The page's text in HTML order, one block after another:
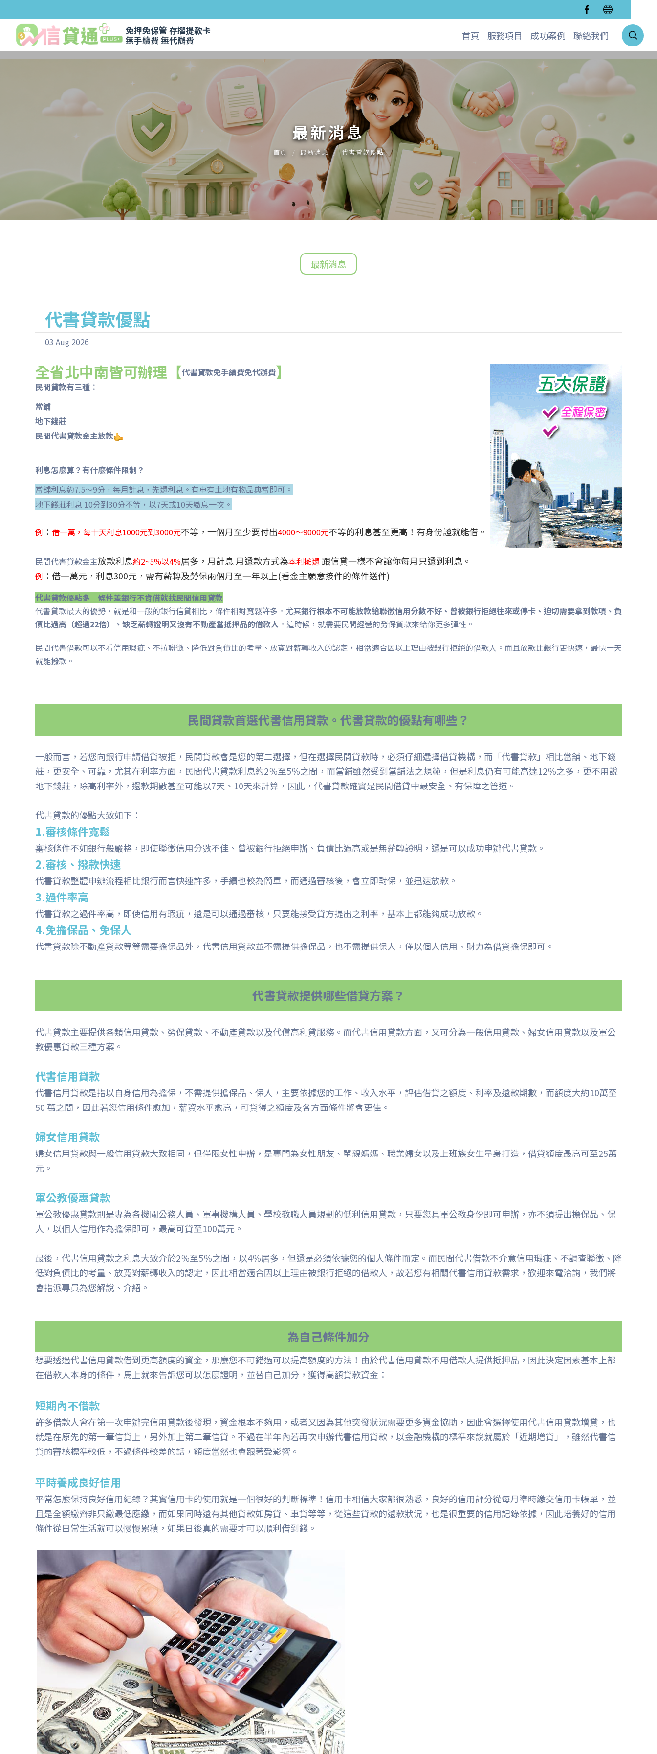
免押免保管 存摺提款卡
無手續費 無代辦費
首頁 服務項目
不動產貸款
軍公教低利貸款
代償債務整合
成功案例 聯絡我們
最新消息
首頁 最新消息 代書貸款優點
最新消息
代書貸款優點
03 Aug 2026
全省北中南皆可辦理【代書貸款免手續費免代辦費】
民間貸款有三種︰
當鋪
地下錢莊
民間代書貸款金主放款
利息怎麼算？有什麼條件限制？
當舖利息約7.5～9分，每月計息，先還利息。有車有土地有物品典當即可。
地下錢莊利息 10分到30分不等，以7天或10天繳息一次。
例 ： 借一萬，每十天利息1000元到3000元不等，一個月至少要付出4000～9000元不等的利息甚至更高！有身份證就能借。
民間代書貸款金主放款利息約2~5%以4%居多，月計息 月還款方式為本利攤還 跟信貸一樣不會讓你每月只還到利息。
例 ：借一萬元，利息300元，需有薪轉及勞保兩個月至一年以上(看金主願意接件的條件送件)
代書貸款優點多 條件差銀行不肯借就找民間信用貸款
代書貸款最大的優勢，就是和一般的銀行信貸相比，條件相對寬鬆許多。尤其銀行根本不可能放款給聯徵信用分數不好、曾被銀行拒絕往來或停卡、迫切需要拿到款項、負
債比過高（超過22倍）、缺乏薪轉證明又沒有不動產當抵押品的借款人 。這時候，就需要民間經營的勞保貸款來給你更多彈性。
民間代書借款可以不看信用瑕疵、不拉聯徵、降低對負債比的考量、放寬對薪轉收入的認定，相當適合因以上理由被銀行拒絕的借款人。而且放款比銀行更快速，最快一天
就能撥款。
民間貸款首選代書信用貸款。代書貸款的優點有哪些？
一般而言，若您向銀行申請借貸被拒，民間貸款會是您的第二選擇，但在選擇民間貸款時，必須仔細選擇借貸機構，而「代書貸款」相比當舖、地下錢
莊，更安全、可靠，尤其在利率方面，民間代書貸款利息約2％至5％之間，而當鋪雖然受到當舖法之規範，但是利息仍有可能高達12％之多，更不用說
地下錢莊，除高利率外，還款期數甚至可能以7天、10天來計算，因此，代書貸款確實是民間借貸中最安全、有保障之管道。
代書貸款的優點大致如下：
1.審核條件寬鬆
審核條件不如銀行般嚴格，即使聯徵信用分數不佳、曾被銀行拒絕申辦、負債比過高或是無薪轉證明，還是可以成功申辦代書貸款。
2.審核、撥款快速
代書貸款整體申辦流程相比銀行而言快速許多，手續也較為簡單，而通過審核後，會立即對保，並迅速放款。
3.過件率高
代書貸款之過件率高，即使信用有瑕疵，還是可以通過審核，只要能接受貸方提出之利率，基本上都能夠成功放款。
4.免擔保品、免保人
代書貸款除不動產貸款等等需要擔保品外，代書信用貸款並不需提供擔保品，也不需提供保人，僅以個人信用、財力為借貸擔保即可。
代書貸款提供哪些借貸方案？
代書貸款主要提供各類信用貸款、勞保貸款、不動產貸款以及代償高利貸服務。而代書信用貸款方面，又可分為一般信用貸款、婦女信用貸款以及軍公
教優惠貸款三種方案。
代書信用貸款
代書信用貸款是指以自身信用為擔保，不需提供擔保品、保人，主要依據您的工作、收入水平，評估借貸之額度、利率及還款期數，而額度大約10萬至
50 萬之間，因此若您信用條件愈加，薪資水平愈高，可貸得之額度及各方面條件將會更佳。
婦女信用貸款
婦女信用貸款與一般信用貸款大致相同，但僅限女性申辦，是專門為女性朋友、單親媽媽、職業婦女以及上班族女生量身打造，借貸額度最高可至25萬
元。
軍公教優惠貸款
軍公教優惠貸款則是專為各機關公務人員、軍事機構人員、學校教職人員規劃的低利信用貸款，只要您具軍公教身份即可申辦，亦不須提出擔保品、保
人，以個人信用作為擔保即可，最高可貸至100萬元。
最後，代書信用貸款之利息大致介於2％至5％之間，以4％居多，但還是必須依據您的個人條件而定。而民間代書借款不介意信用瑕疵、不調查聯徵、降
低對負債比的考量、放寬對薪轉收入的認定，因此相當適合因以上理由被銀行拒絕的借款人，故若您有相關代書信用貸款需求，歡迎來電洽詢，我們將
會指派專員為您解說、介紹。
為自己條件加分
想要透過代書信用貸款借到更高額度的資金，那麼您不可錯過可以提高額度的方法！由於代書信用貸款不用借款人提供抵押品，因此決定因素基本上都
在借款人本身的條件，馬上就來告訴您可以怎麼證明，並替自己加分，獲得高額貸款資金：
短期內不借款
許多借款人會在第一次申辦完信用貸款後發現，資金根本不夠用，或者又因為其他突發狀況需要更多資金協助，因此會選擇使用代書信用貸款增貸，也
就是在原先的第一筆信貸上，另外加上第二筆信貸。不過在半年內若再次申辦代書信用貸款，以金融機構的標準來說就屬於「近期增貸」，雖然代書信
貸的審核標準較低，不過條件較差的話，額度當然也會跟著受影響。
平時養成良好信用
平常怎麼保持良好信用紀錄？其實信用卡的使用就是一個很好的判斷標準！信用卡相信大家都很熟悉，良好的信用評分從每月準時繳交信用卡帳單，並
且是全額繳齊非只繳最低應繳，而如果同時還有其他貸款如房貸、車貸等等，從這些貸款的還款狀況，也是很重要的信用記錄依據，因此培養好的信用
條件從日常生活就可以慢慢累積，如果日後真的需要才可以順利借到錢。